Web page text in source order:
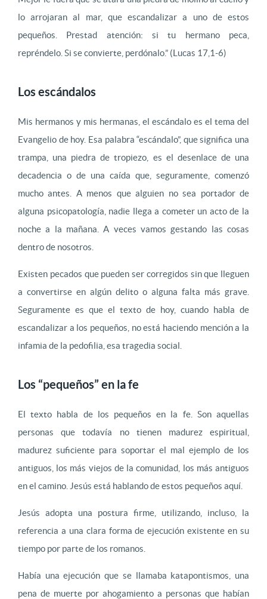
lo arrojaran al mar, que escandalizar a uno de estos
pequeños. Prestad atención: si tu hermano peca,
repréndelo. Si se convierte, perdónalo.” (Lucas 17,1-6)
Los escándalos
Mis hermanos y mis hermanas, el escándalo es el tema del
Evangelio de hoy. Esa palabra “escándalo”, que significa una
trampa, una piedra de tropiezo, es el desenlace de una
decadencia o de una caída que, seguramente, comenzó
mucho antes. A menos que alguien no sea portador de
alguna psicopatología, nadie llega a cometer un acto de la
noche a la mañana. A veces vamos gestando las cosas
dentro de nosotros.
Existen pecados que pueden ser corregidos sin que lleguen
a convertirse en algún delito o alguna falta más grave.
Seguramente es que el texto de hoy, cuando habla de
escandalizar a los pequeños, no está haciendo mención a la
infamia de la pedofilia, esa tragedia social.
Los “pequeños” en la fe
El texto habla de los pequeños en la fe. Son aquellas
personas que todavía no tienen madurez espiritual,
madurez suficiente para soportar el mal ejemplo de los
antiguos, los más viejos de la comunidad, los más antiguos
en el camino. Jesús está hablando de estos pequeños aquí.
Jesús adopta una postura firme, utilizando, incluso, la
referencia a una clara forma de ejecución existente en su
tiempo por parte de los romanos.
Había una ejecución que se llamaba katapontismos, una
pena de muerte por ahogamiento a personas que habían